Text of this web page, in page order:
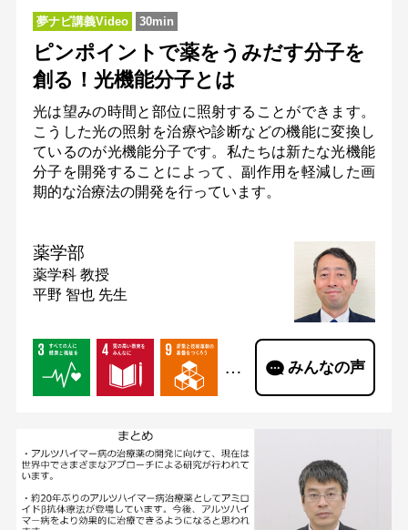
夢ナビ講義Video 30min
ピンポイントで薬をうみだす分子を
創る！光機能分子とは
光は望みの時間と部位に照射することができます。
こうした光の照射を治療や診断などの機能に変換し
ているのが光機能分子です。私たちは新たな光機能
分子を開発することによって、副作用を軽減した画
期的な治療法の開発を行っています。
薬学部
薬学科 教授
平野 智也 先生
… みんなの声